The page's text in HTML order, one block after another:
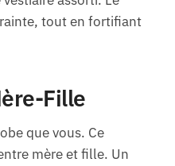
tout en fortifiant
Fille
que vous. Ce
mère et fille. Un